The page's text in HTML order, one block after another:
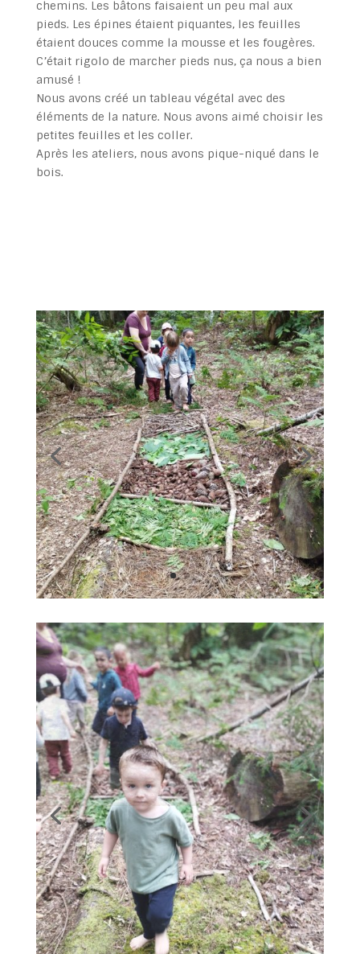
chemins. Les bâtons faisaient un peu mal aux
pieds. Les épines étaient piquantes, les feuilles
étaient douces comme la mousse et les fougères.
C’était rigolo de marcher pieds nus, ça nous a bien
amusé !
Nous avons créé un tableau végétal avec des
éléments de la nature. Nous avons aimé choisir les
petites feuilles et les coller.
Après les ateliers, nous avons pique-niqué dans le
bois.